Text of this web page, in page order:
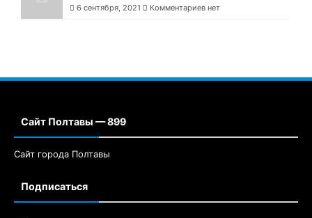
6 сентября, 2021 Комментариев нет
Сайт Полтавы — 899
Сайт города Полтавы
Подписаться